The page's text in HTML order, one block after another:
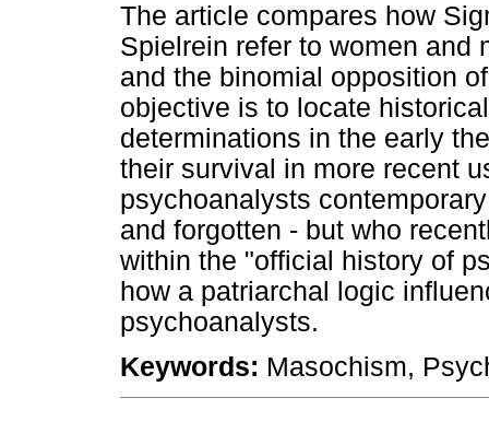
The article compares how
Spielrein refer to women and
and the binomial opposition
objective is to locate
determinations in the early
their survival in more recent
psychoanalysts
and forgotten - but who
within the "official history of
how a patriarchal logic
psychoanalysts.
Keywords: Masochism,